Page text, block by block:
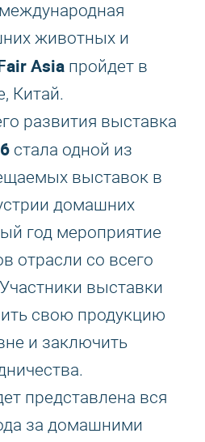
животных и
Asia пройдет в
Китай.
развития выставка
стала одной из
выставок в
домашних
год мероприятие
отрасли со всего
выставки
свою продукцию
и заключить
представлена вся
за домашними